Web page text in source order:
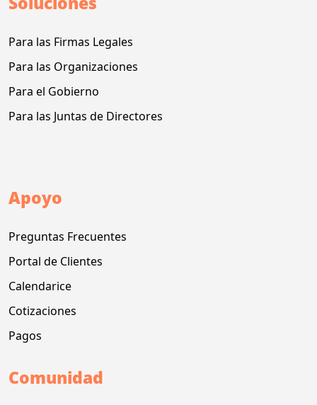
Para las Firmas Legales
Para las Organizaciones
Para el Gobierno
Para las Juntas de Directores
Apoyo
Preguntas Frecuentes
Portal de Clientes
Calendarice
Cotizaciones
Pagos
Comunidad